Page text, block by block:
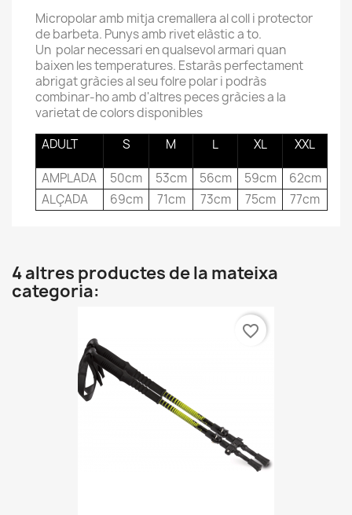
Micropolar amb mitja cremallera al coll i protector
de barbeta. Punys amb rivet elàstic a to.
Un polar necessari en qualsevol armari quan
baixen les temperatures. Estaràs perfectament
abrigat gràcies al seu folre polar i podràs
combinar-ho amb d'altres peces gràcies a la
varietat de colors disponibles
ADULT
S M L XL XXL
AMPLADA 50cm 53cm 56cm 59cm
62cm
ALÇADA
69cm 71cm 73cm 75cm 77cm
4 altres productes de la mateixa
categoria:
favorite_border